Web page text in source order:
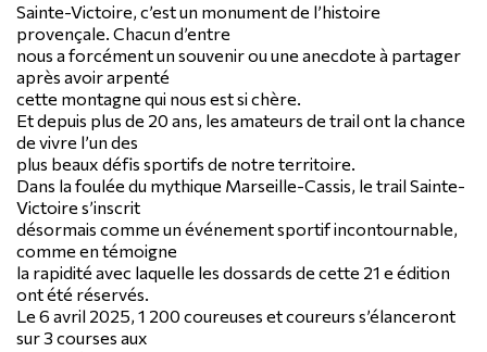
Sainte-Victoire, c’est un monument de l’histoire
provençale. Chacun d’entre
nous a forcément un souvenir ou une anecdote à partager
après avoir arpenté
cette montagne qui nous est si chère.
Et depuis plus de 20 ans, les amateurs de trail ont la chance
de vivre l’un des
plus beaux défis sportifs de notre territoire.
Dans la foulée du mythique Marseille-Cassis, le trail Sainte-
Victoire s’inscrit
désormais comme un événement sportif incontournable,
comme en témoigne
la rapidité avec laquelle les dossards de cette 21 e édition
ont été réservés.
Le 6 avril 2025, 1 200 coureuses et coureurs s’élanceront
sur 3 courses aux